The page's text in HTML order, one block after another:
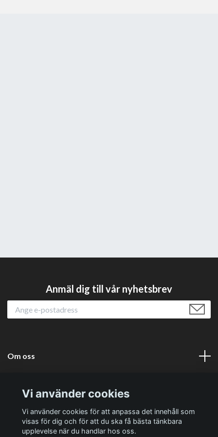
Anmäl dig till vår nyhetsbrev
Om oss
Sociala medier
Vi använder cookies
Vi använder cookies för att anpassa det innehåll som
visas för dig och för att du ska få bästa tänkbara
upplevelse när du handlar hos oss.